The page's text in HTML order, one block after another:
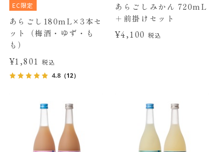
EC限定
あらごし180mL×3本セ
ット（梅酒・ゆず・も
も）
¥1,801税込
4.8（12）
あらごしみかん 720mL
＋前掛けセット
¥4,100 税込